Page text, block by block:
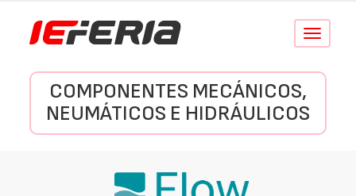
Conmutar
COMPONENTES MECÁNICOS,
NEUMÁTICOS E HIDRÁULICOS